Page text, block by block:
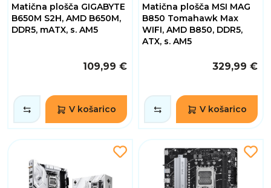
Matična plošča GIGABYTE
B650M S2H, AMD B650M,
DDR5, mATX, s. AM5
109,99 €
V košarico
Matična plošča MSI MAG
B850 Tomahawk Max
WIFI, AMD B850, DDR5,
ATX, s. AM5
329,99 €
V košarico